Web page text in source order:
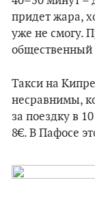
придет жара,
уже не смогу.
общественный
Такси на
несравнимы,
за поездку в
8€. В Пафосе